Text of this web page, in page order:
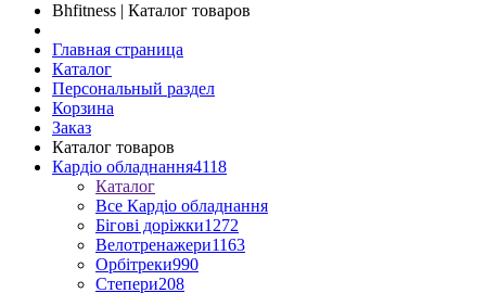
Bhfitness | Каталог товаров
Главная страница
Каталог
Персональный раздел
Корзина
Заказ
Каталог товаров
Кардіо обладнання4118
Каталог
Все Кардіо обладнання
Бігові доріжки1272
Велотренажери1163
Орбітреки990
Степери208